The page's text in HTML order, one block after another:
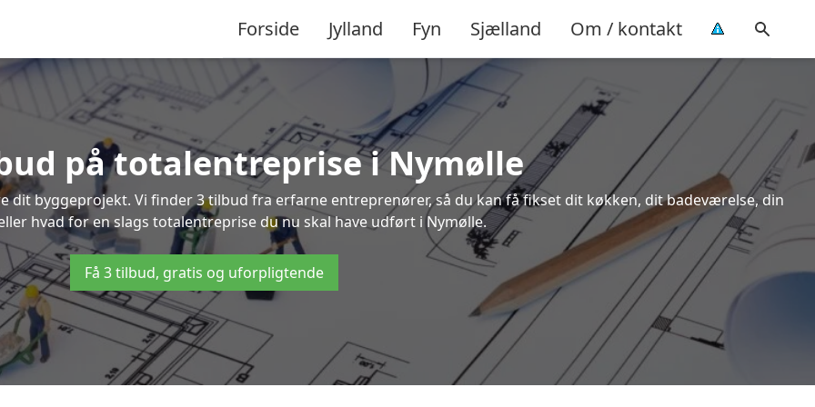
Forside Jylland Fyn Sjælland Om / kontakt
på totalentreprise i Nymølle
dit byggeprojekt. Vi finder 3 tilbud fra erfarne entreprenører, så du kan få fikset dit køkken, dit badeværelse, din
hvad for en slags totalentreprise du nu skal have udført i Nymølle.
Få 3 tilbud, gratis og uforpligtende